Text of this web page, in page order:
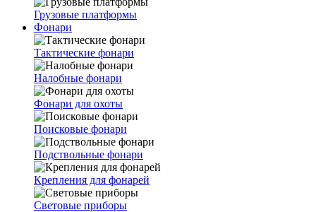
Грузовые платформы
Фонари
Тактические фонари
Налобные фонари
Фонари для охоты
Поисковые фонари
Подствольные фонари
Крепления для фонарей
Световые приборы